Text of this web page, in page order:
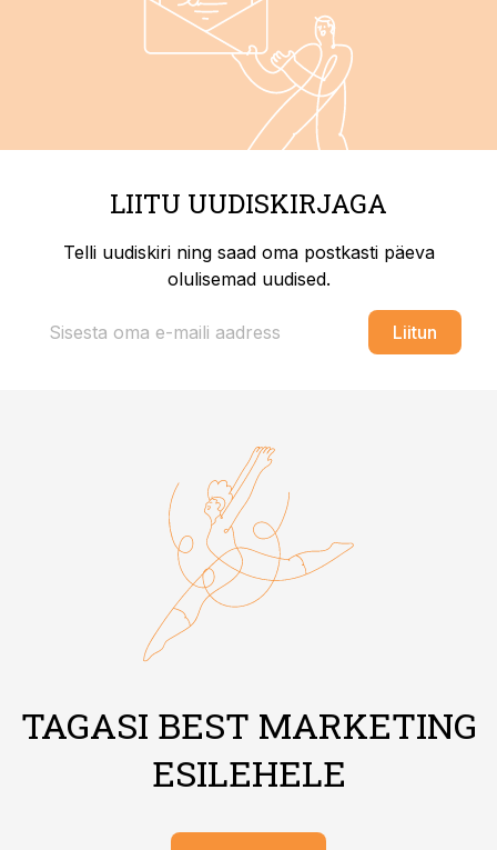
LIITU UUDISKIRJAGA
Telli uudiskiri ning saad oma postkasti päeva
olulisemad uudised.
Liitun
TAGASI BEST MARKETING
ESILEHELE